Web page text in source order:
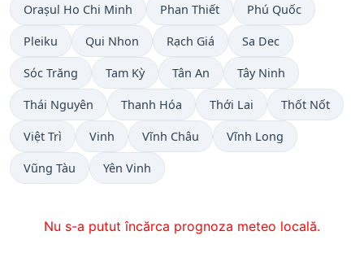
Orașul Ho Chi Minh Phan Thiết Phú Quốc
Pleiku Qui Nhon Rạch Giá Sa Dec
Sóc Trăng Tam Kỳ Tân An Tây Ninh
Thái Nguyên Thanh Hóa Thới Lai Thốt Nốt
Việt Trì Vinh Vĩnh Châu Vĩnh Long
Vũng Tàu Yên Vinh
Nu s-a putut încărca prognoza meteo locală.